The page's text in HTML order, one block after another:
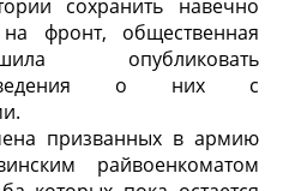
сохранить навечно
фронт, общественная
опубликовать
сведения о них с
призванных в армию
райвоенкоматом